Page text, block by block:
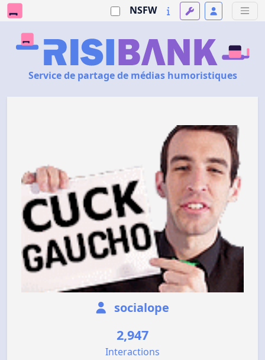
NSFW
Service de partage de médias humoristiques
socialope
2,947
Interactions